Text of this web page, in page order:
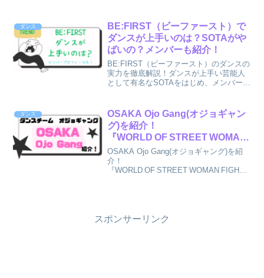
い。
ダンス
BE:FIRST（ビーファースト）で
ダンスが上手いのは？SOTAがや
ばいの？メンバーも紹介！
BE:FIRST（ビーファースト）のダンスの
実力を徹底解説！ダンスが上手い芸能人
として有名なSOTAをはじめ、メンバーの
はぜひ読んでみてね！
ダンス
OSAKA Ojo Gang(オジョギャン
グ)を紹介！
『WORLD OF STREET WOMAN
FIGHTER』第3シーズン（スウパ
3）
OSAKA Ojo Gang(オジョギャング)を紹
介！
『WORLD OF STREET WOMAN FIGHTE
スポンサーリンク